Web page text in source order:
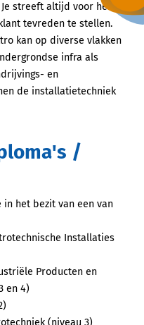
streeft altijd voor het
tevreden te stellen.
kan op diverse vlakken
infra als
en
de installatietechniek
het bezit van een van
Installaties
Producten en
en 4)
(niveau 3)